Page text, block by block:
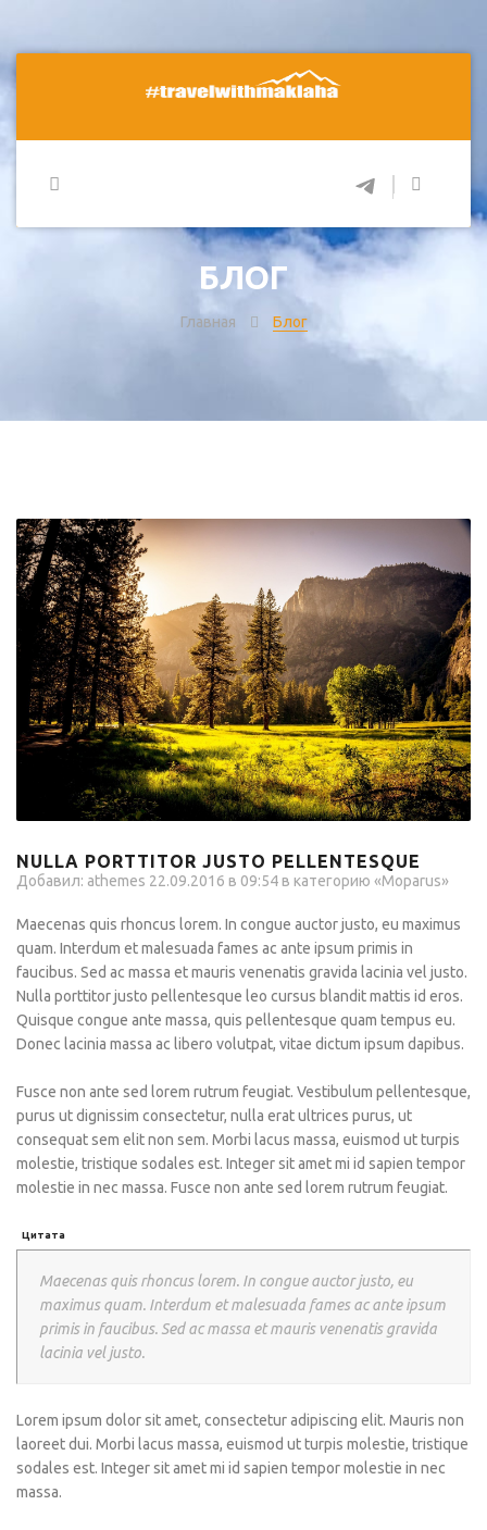
БЛОГ
Главная Блог
NULLA PORTTITOR JUSTO PELLENTESQUE
Добавил: athemes 22.09.2016 в 09:54 в категорию «Moparus»
Maecenas quis rhoncus lorem. In congue auctor justo, eu maximus
quam. Interdum et malesuada fames ac ante ipsum primis in
faucibus. Sed ac massa et mauris venenatis gravida lacinia vel justo.
Nulla porttitor justo pellentesque leo cursus blandit mattis id eros.
Quisque congue ante massa, quis pellentesque quam tempus eu.
Donec lacinia massa ac libero volutpat, vitae dictum ipsum dapibus.
Fusce non ante sed lorem rutrum feugiat. Vestibulum pellentesque,
purus ut dignissim consectetur, nulla erat ultrices purus, ut
consequat sem elit non sem. Morbi lacus massa, euismod ut turpis
molestie, tristique sodales est. Integer sit amet mi id sapien tempor
molestie in nec massa. Fusce non ante sed lorem rutrum feugiat.
Цитата
Maecenas quis rhoncus lorem. In congue auctor justo, eu
maximus quam. Interdum et malesuada fames ac ante ipsum
primis in faucibus. Sed ac massa et mauris venenatis gravida
lacinia vel justo.
Lorem ipsum dolor sit amet, consectetur adipiscing elit. Mauris non
laoreet dui. Morbi lacus massa, euismod ut turpis molestie, tristique
sodales est. Integer sit amet mi id sapien tempor molestie in nec
massa.